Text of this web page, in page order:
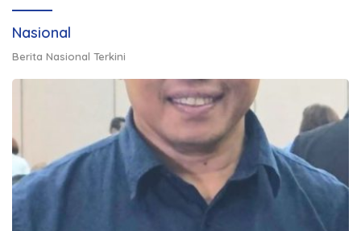
Nasional
Berita Nasional Terkini